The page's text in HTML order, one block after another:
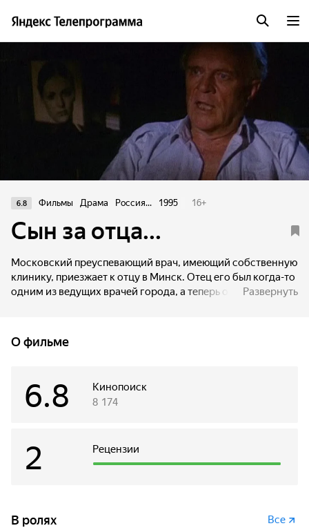
6.8 Фильмы Драма Россия... 1995 16+
Сын за отца...
Московский преуспевающий врач, имеющий собственную
клинику, приезжает к отцу в Минск. Отец его был когда-то
одним из ведущих врачей города, а теперь оказалсяРазвернуть
О фильме
Кинопоиск
6.8 8 174
Рецензии
2
В ролях Все